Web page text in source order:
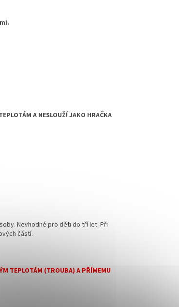
A NESLOUŽÍ JAKO HRAČKA
Nevhodné pro děti do tří let. Při
částí.
TEPLOTÁM (TROUBA) A PŘÍMEMU